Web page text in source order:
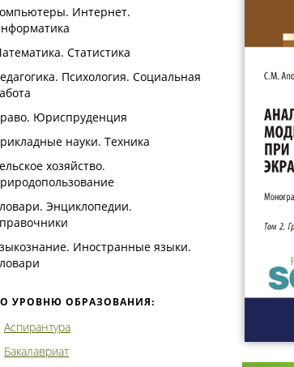
Интернет.
Статистика
Психология. Социальная
Юриспруденция
науки. Техника
хозяйство.
Энциклопедии.
Иностранные языки.
УРОВНЮ ОБРАЗОВАНИЯ:
Аспирантура
Бакалавриат